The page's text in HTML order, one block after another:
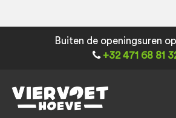
Buiten de openingsuren
+32 471 68 81